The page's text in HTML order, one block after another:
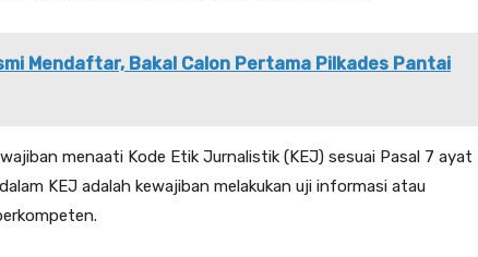
Mendaftar, Bakal Calon Pertama Pilkades Pantai
menaati Kode Etik Jurnalistik (KEJ) sesuai Pasal 7 ayat
KEJ adalah kewajiban melakukan uji informasi atau